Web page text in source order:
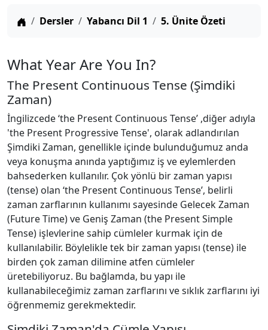
Anasayfa
Dersler Yabancı Dil 1 5. Ünite Özeti
What Year Are You In?
The Present Continuous Tense (Şimdiki
Zaman)
İngilizcede ‘the Present Continuous Tense’ ,diğer adıyla
'the Present Progressive Tense', olarak adlandırılan
Şimdiki Zaman, genellikle içinde bulunduğumuz anda
veya konuşma anında yaptığımız iş ve eylemlerden
bahsederken kullanılır. Çok yönlü bir zaman yapısı
(tense) olan ‘the Present Continuous Tense’, belirli
zaman zarflarının kullanımı sayesinde Gelecek Zaman
(Future Time) ve Geniş Zaman (the Present Simple
Tense) işlevlerine sahip cümleler kurmak için de
kullanılabilir. Böylelikle tek bir zaman yapısı (tense) ile
birden çok zaman dilimine atfen cümleler
üretebiliyoruz. Bu bağlamda, bu yapı ile
kullanabileceğimiz zaman zarflarını ve sıklık zarflarını iyi
öğrenmemiz gerekmektedir.